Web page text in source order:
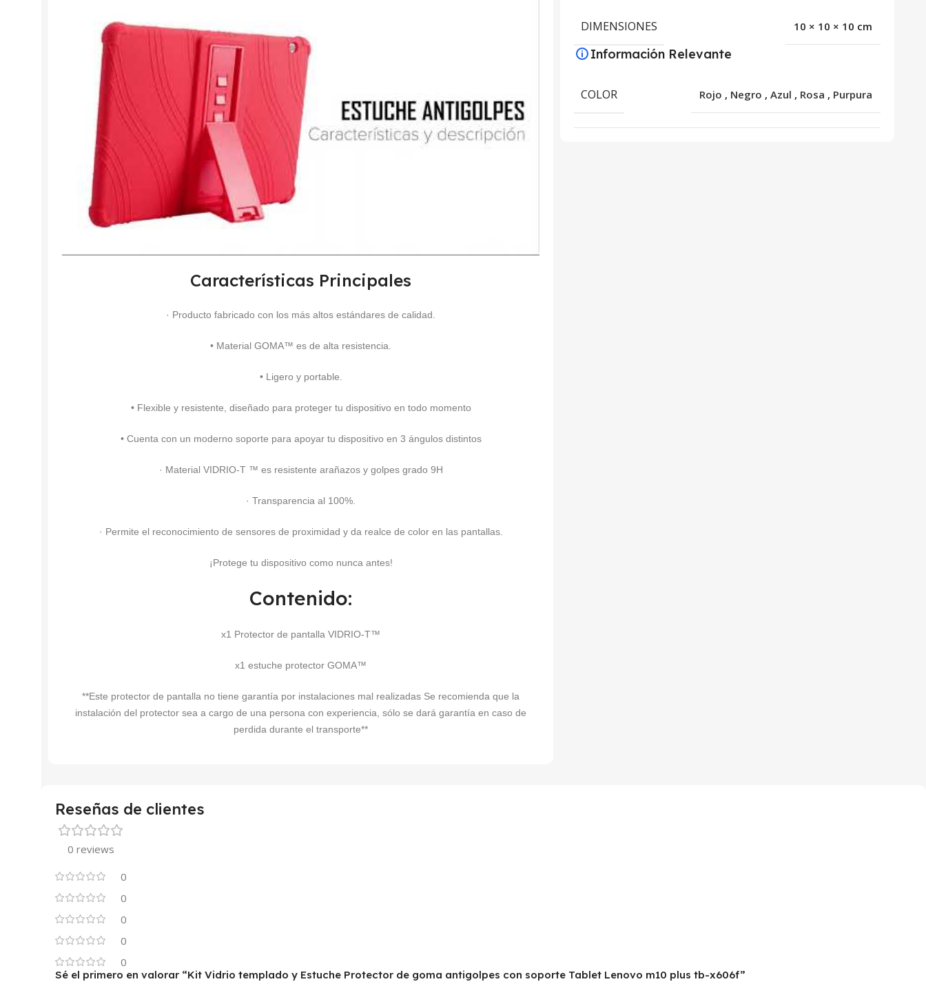
Características Principales
· Producto fabricado con los más altos estándares de calidad.
• Material GOMA™ es de alta resistencia.
• Ligero y portable.
• Flexible y resistente, diseñado para proteger tu dispositivo en todo momento
• Cuenta con un moderno soporte para apoyar tu dispositivo en 3 ángulos distintos
· Material VIDRIO-T ™ es resistente arañazos y golpes grado 9H
· Transparencia al 100%.
· Permite el reconocimiento de sensores de proximidad y da realce de color en las pantallas.
¡Protege tu dispositivo como nunca antes!
Contenido:
x1 Protector de pantalla VIDRIO-T™
x1 estuche protector GOMA™
**Este protector de pantalla no tiene garantía por instalaciones mal realizadas Se recomienda que la
instalación del protector sea a cargo de una persona con experiencia, sólo se dará garantía en caso de
perdida durante el transporte**
DIMENSIONES 10 × 10 × 10 cm
Información Relevante
COLOR Rojo , Negro ,Azul , Rosa , Purpura
Reseñas de clientes
0 reviews
0
0
0
0
0
Sé el primero en valorar “Kit Vidrio templado y Estuche Protector de goma antigolpes con soporte Tablet Lenovo m10 plus tb-x606f”